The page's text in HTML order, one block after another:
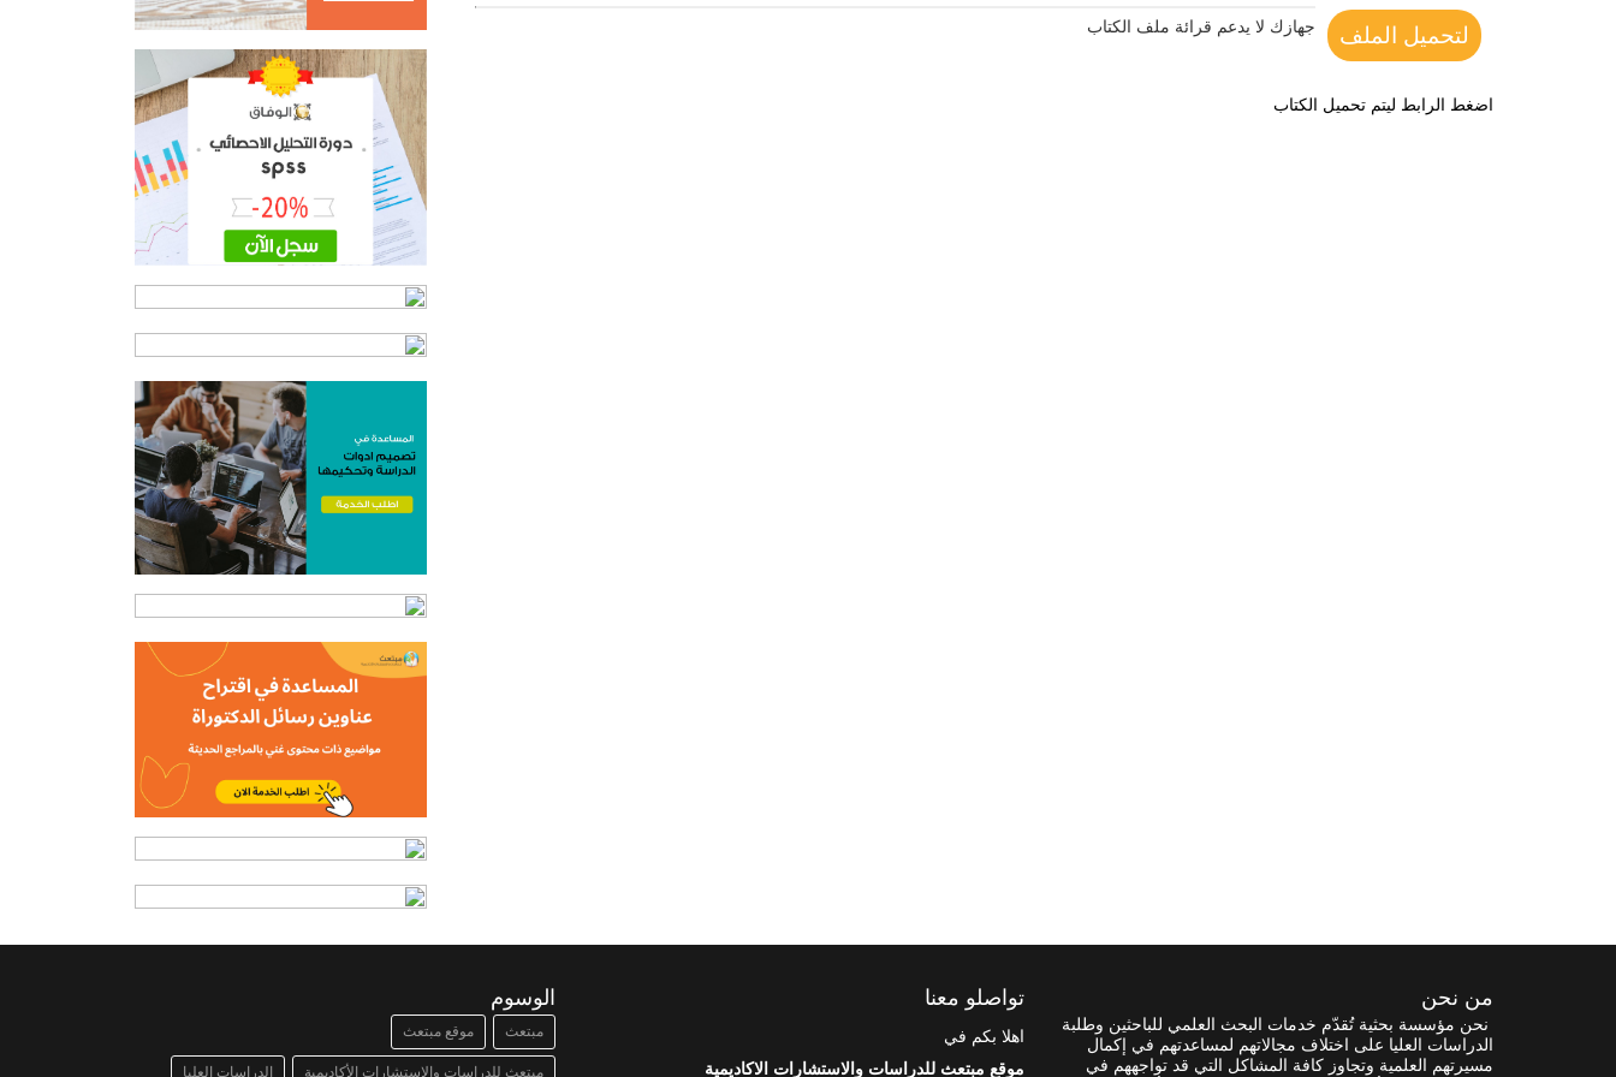
لتحميل الملف جهازك لا يدعم قرائة ملف الكتاب
اضغط الرابط ليتم تحميل الكتاب
من نحن
نحن مؤسسة بحثية تُقدّم خدمات البحث العلمي للباحثين وطلبة
الدراسات العليا على اختلاف مجالاتهم لمساعدتهم في إكمال
مسيرتهم العلمية وتجاوز كافة المشاكل التي قد تواجههم في
تواصلو معنا
اهلا بكم في
موقع مبتعث للدراسات والاستشارات الاكاديمية
الوسوم
مبتعث موقع مبتعث
مبتعث للدراسات والإستشارات الأكاديمية الدراسات العليا